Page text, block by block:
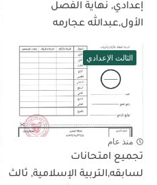
إعدادي, نهاية الفصل
الأول,عبدالله عجارمه
الثالث الإعدادي
منذ عام
تجميع امتحانات
لسابقه,التربية الإسلامية, ثالث